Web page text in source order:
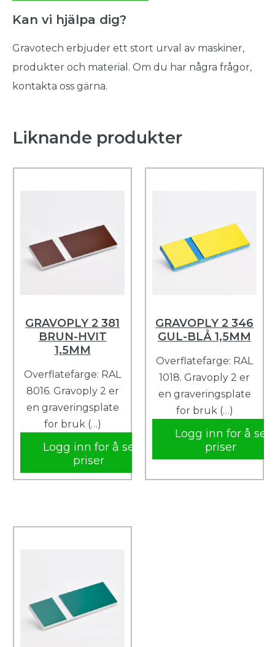
Kan vi hjälpa dig?
Gravotech erbjuder ett stort urval av maskiner,
produkter och material. Om du har några frågor,
kontakta oss gärna.
Liknande produkter
GRAVOPLY 2 381
BRUN-HVIT
1,5MM
Overflatefarge: RAL
8016. Gravoply 2 er
en graveringsplate
for bruk (…)
Logg inn for å se
priser
GRAVOPLY 2 346
GUL-BLÅ 1,5MM
Overflatefarge: RAL
1018. Gravoply 2 er
en graveringsplate
for bruk (…)
Logg inn for å se
priser